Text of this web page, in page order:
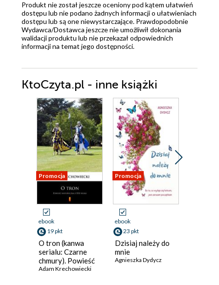
Produkt nie został jeszcze oceniony pod kątem ułatwień
dostępu lub nie podano żadnych informacji o ułatwieniach
dostępu lub są one niewystarczające. Prawdopodobnie
Wydawca/Dostawca jeszcze nie umożliwił dokonania
walidacji produktu lub nie przekazał odpowiednich
informacji na temat jego dostępności.
KtoCzyta.pl - inne książki
Promocja
ebook
19 pkt
O tron (kanwa
serialu: Czarne
chmury). Powieść
historyczna z XVII
Adam Krechowiecki
Promocja
ebook
23 pkt
Dzisiaj należy do
mnie
Agnieszka Dydycz